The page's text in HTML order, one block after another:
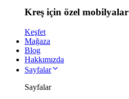
Kreş için özel mobilyalar
Keşfet
Mağaza
Blog
Hakkımızda
Sayfalar
Sayfalar